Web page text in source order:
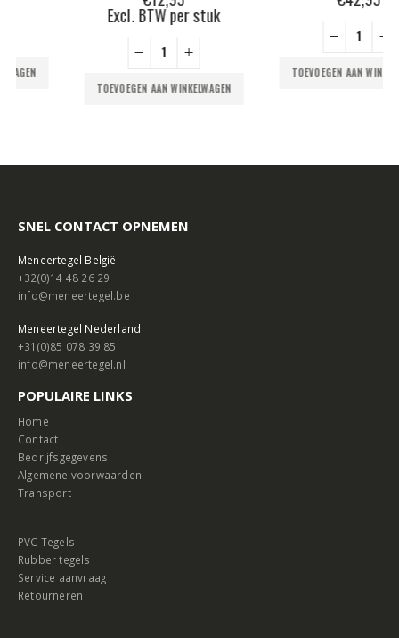
Excl. BTW per stuk
TOEVOEGEN AAN WINKELWAGEN
SNEL CONTACT OPNEMEN
Meneertegel België
+32(0)14 48 26 29
info@meneertegel.be
Meneertegel Nederland
+31(0)85 078 39 85
info@meneertegel.nl
POPULAIRE LINKS
Home
Contact
Bedrijfsgegevens
Algemene voorwaarden
Transport
PVC Tegels
Rubber tegels
Service aanvraag
Retourneren